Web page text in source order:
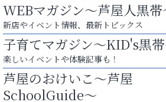
スマホは何時間までなら大丈夫？ ～スマホ
に知っておきたい子どもの近視対策～
芦屋インターナショナルスク
WEBマガジン～芦屋人黒帯
新店やイベント情報、最新トピックス
子育てマガジン～KID's黒
楽しいイベントや体験記事も！
芦屋のおけいこ～芦屋
SchoolGuide～